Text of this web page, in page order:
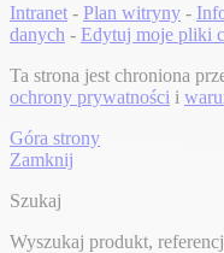
Intranet - Plan witryny -
danych - Edytuj moje pliki
Ta strona jest chroniona
ochrony prywatności i
Góra strony
Zamknij
Szukaj
Wyszukaj produkt,